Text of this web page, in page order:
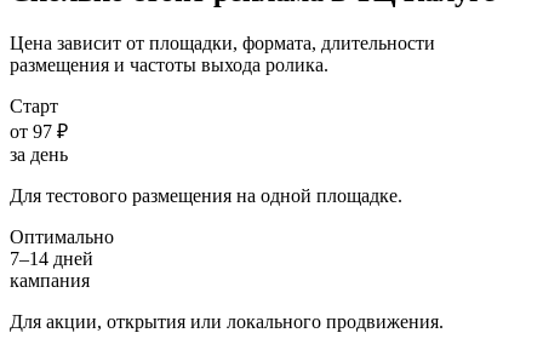
Цена зависит от площадки, формата, длительности
размещения и частоты выхода ролика.
Старт
от 97 ₽
за день
Для тестового размещения на одной площадке.
Оптимально
7–14 дней
кампания
Для акции, открытия или локального продвижения.